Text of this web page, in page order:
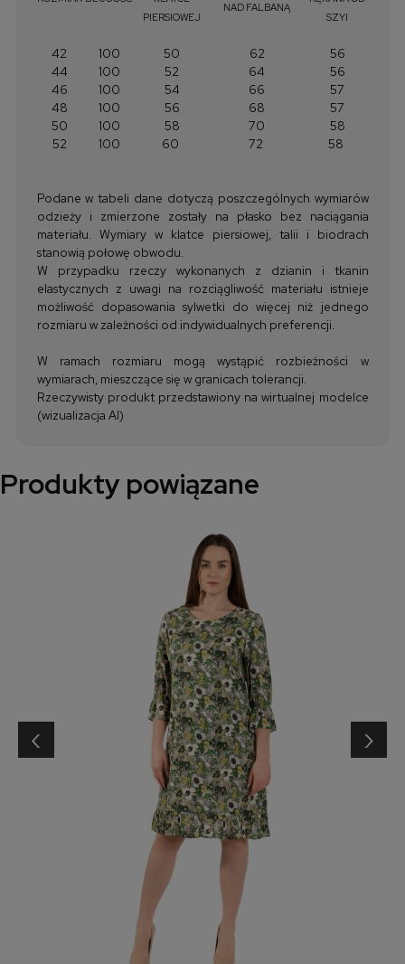
PIERSIOWEJ
NAD FALBANĄ
SZYI
42 100 50 62
56
44
100 52 64
56
46
100 54 66
57
48
100 56 68
57
50
100 58 70
58
52
100 60 72 58
Podane w tabeli dane dotyczą poszczególnych wymiarów
odzieży i zmierzone zostały na płasko bez naciągania
materiału. Wymiary w klatce piersiowej, talii i biodrach
stanowią połowę obwodu.
W przypadku rzeczy wykonanych z dzianin i tkanin
elastycznych z uwagi na rozciągliwość materiału istnieje
możliwość dopasowania sylwetki do więcej niż jednego
rozmiaru w zależności od indywidualnych preferencji.
W ramach rozmiaru mogą wystąpić rozbieżności w
wymiarach, mieszczące się w granicach tolerancji.
Rzeczywisty produkt przedstawiony na wirtualnej modelce
(wizualizacja AI)
Produkty powiązane
‹ ›